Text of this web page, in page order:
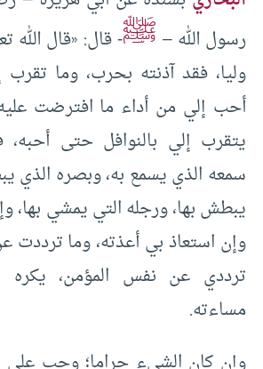
رسول الله – ﷺ- قال: «قال الله
وليا، فقد آذنته بحرب، وما
أحب إلي من أداء ما افترضت
يتقرب إلي بالنوافل حتى أحبه،
سمعه الذي يسمع به، وبصره الذي
يبطش بها، ورجله التي يمشي بها،
وإن استعاذ بي أعذته، وما ترددت
ترددي عن نفس المؤمن، يكره
مساءته.